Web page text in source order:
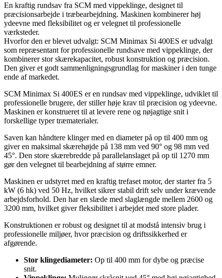
En kraftig rundsav fra SCM med vippeklinge, designet til
præcisionsarbejde i træbearbejdning. Maskinen kombinerer høj
ydeevne med fleksibilitet og er velegnet til professionelle
værksteder.
Hvorfor den er blevet udvalgt: SCM Minimax Si 400ES er udvalgt
som repræsentant for professionelle rundsave med vippeklinge, der
kombinerer stor skærekapacitet, robust konstruktion og præcision.
Den giver et godt sammenligningsgrundlag for maskiner i den tunge
ende af markedet.
SCM Minimax Si 400ES er en rundsav med vippeklinge, udviklet til
professionelle brugere, der stiller høje krav til præcision og ydeevne.
Maskinen er konstrueret til at levere rene og nøjagtige snit i
forskellige typer træmaterialer.
Saven kan håndtere klinger med en diameter på op til 400 mm og
giver en maksimal skærehøjde på 138 mm ved 90° og 98 mm ved
45°. Den store skærebredde på parallelanslaget på op til 1270 mm
gør den velegnet til bearbejdning af større emner.
Maskinen er udstyret med en kraftig trefaset motor, der starter fra 5
kW (6 hk) ved 50 Hz, hvilket sikrer stabil drift selv under krævende
arbejdsforhold. Den har en slæde med slaglængde mellem 2600 og
3200 mm, hvilket giver fleksibilitet i arbejdet med store plader.
Konstruktionen er robust og designet til at modstå intensiv brug i
professionelle miljøer, hvor præcision og driftssikkerhed er
afgørende.
Stor klingediameter: Op til 400 mm for dybe og præcise
snit.